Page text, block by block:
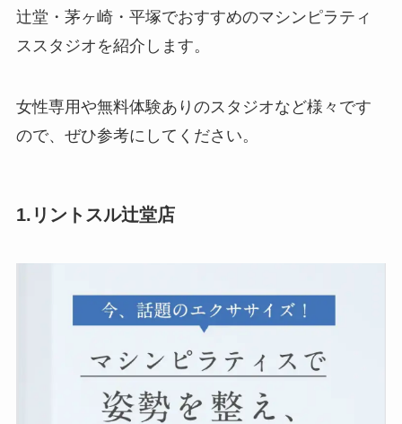
辻堂・茅ヶ崎・平塚でおすすめのマシンピラティ
ススタジオを紹介します。
女性専用や無料体験ありのスタジオなど様々です
ので、ぜひ参考にしてください。
1.リントスル辻堂店